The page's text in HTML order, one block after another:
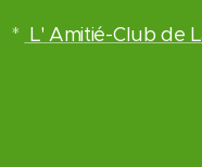
* L' Amitié-Club de